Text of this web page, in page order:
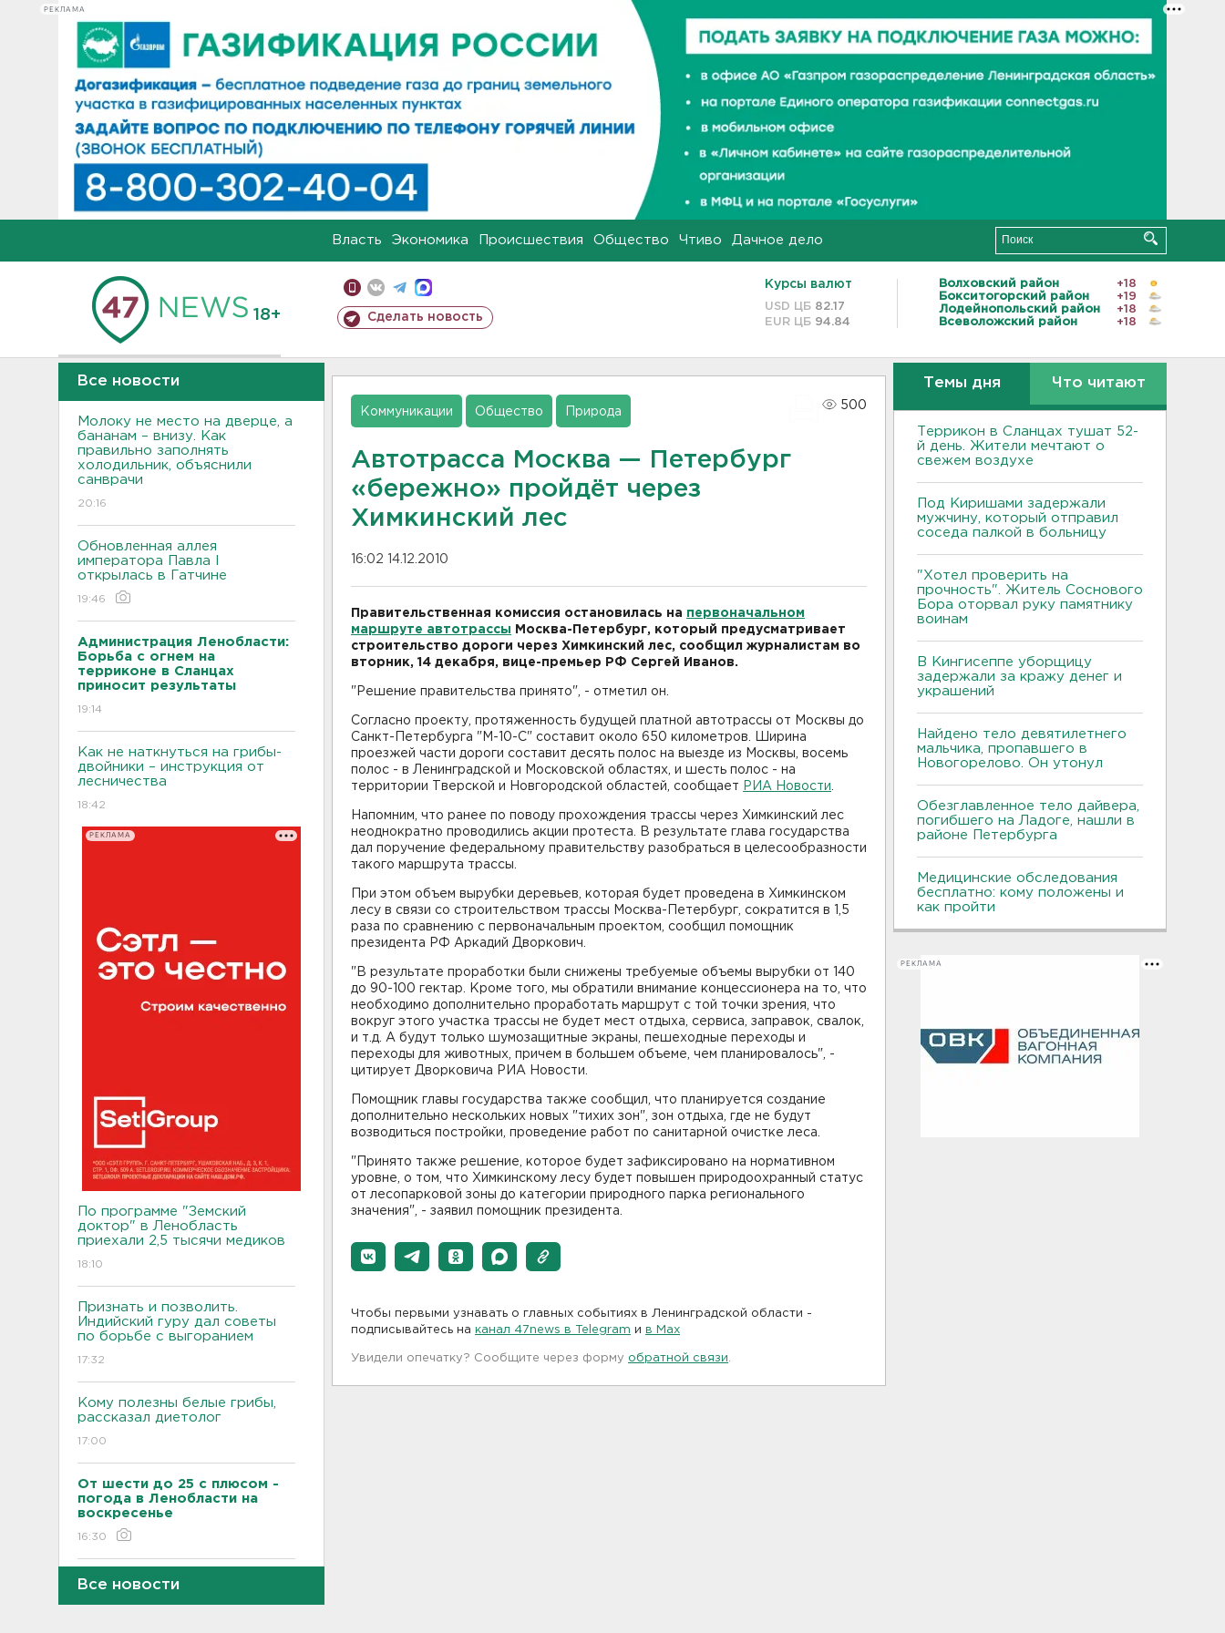
РЕКЛАМА
Власть Экономика Происшествия Общество Чтиво Дачное дело
18+ Сделать новость
Курсы валют
USD ЦБ 82.17
EUR ЦБ 94.84
Волховский район
+18
Бокситогорский район
+19
Лодейнопольский район
+18
Всеволожский район
+18
Все новости
Молоку не место на дверце, а
бананам – внизу. Как
правильно заполнять
холодильник, объяснили
санврачи
20:16
Обновленная аллея
императора Павла I
открылась в Гатчине
19:46
Администрация Ленобласти:
Борьба с огнем на
терриконе в Сланцах
приносит результаты
19:14
Как не наткнуться на грибы-
двойники – инструкция от
лесничества
18:42
РЕКЛАМА
По программе "Земский
доктор" в Ленобласть
приехали 2,5 тысячи медиков
18:10
Признать и позволить.
Индийский гуру дал советы
по борьбе с выгоранием
17:32
Кому полезны белые грибы,
рассказал диетолог
17:00
От шести до 25 с плюсом -
погода в Ленобласти на
воскресенье
16:30
Гаражная амнистия и
вступают в силу в августе
Все новости
Коммуникации Общество Природа
500
Автотрасса Москва — Петербург
«бережно» пройдёт через
Химкинский лес
16:02 14.12.2010
Правительственная комиссия остановилась на первоначальном
маршруте автотрассы Москва-Петербург, который предусматривает
строительство дороги через Химкинский лес, сообщил журналистам во
вторник, 14 декабря, вице-премьер РФ Сергей Иванов.
"Решение правительства принято", - отметил он.
Согласно проекту, протяженность будущей платной автотрассы от Москвы до
Санкт-Петербурга "М-10-С" составит около 650 километров. Ширина
проезжей части дороги составит десять полос на выезде из Москвы, восемь
полос - в Ленинградской и Московской областях, и шесть полос - на
территории Тверской и Новгородской областей, сообщает
РИА Новости
Напомним, что ранее по поводу прохождения трассы через Химкинский лес
неоднократно проводились акции протеста. В результате глава государства
дал поручение федеральному правительству разобраться в целесообразности
такого маршрута трассы.
При этом объем вырубки деревьев, которая будет проведена в Химкинском
лесу в связи со строительством трассы Москва-Петербург, сократится в 1,5
раза по сравнению с первоначальным проектом, сообщил помощник
президента РФ Аркадий Дворкович.
"В результате проработки были снижены требуемые объемы вырубки от 140
до 90-100 гектар. Кроме того, мы обратили внимание концессионера на то, что
необходимо дополнительно проработать маршрут с той точки зрения, что
вокруг этого участка трассы не будет мест отдыха, сервиса, заправок, свалок,
и т.д. А будут только шумозащитные экраны, пешеходные переходы и
переходы для животных, причем в большем объеме, чем планировалось", -
цитирует Дворковича РИА Новости.
Помощник главы государства также сообщил, что планируется создание
дополнительно нескольких новых "тихих зон", зон отдыха, где не будут
возводиться постройки, проведение работ по санитарной очистке леса.
"Принято также решение, которое будет зафиксировано на нормативном
уровне, о том, что Химкинскому лесу будет повышен природоохранный статус
от лесопарковой зоны до категории природного парка регионального
значения", - заявил помощник президента.
Чтобы первыми узнавать о главных событиях в Ленинградской области -
подписывайтесь на канал 47news в Telegram и в Maх
Увидели опечатку? Сообщите через форму обратной связи
Темы дня Что читают
Террикон в Сланцах тушат 52-
й день. Жители мечтают о
свежем воздухе
Под Киришами задержали
мужчину, который отправил
соседа палкой в больницу
"Хотел проверить на
прочность". Житель Соснового
Бора оторвал руку памятнику
воинам
В Кингисеппе уборщицу
задержали за кражу денег и
украшений
Найдено тело девятилетнего
мальчика, пропавшего в
Новогорелово. Он утонул
Обезглавленное тело дайвера,
погибшего на Ладоге, нашли в
районе Петербурга
Медицинские обследования
бесплатно: кому положены и
как пройти
РЕКЛАМА